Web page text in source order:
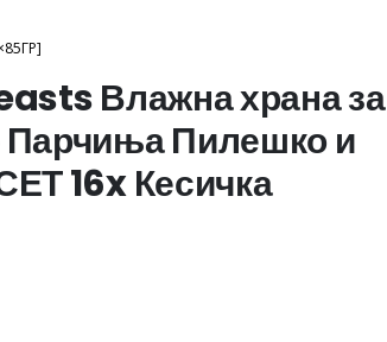
Влажна храна за
Парчиња Пилешко и
16x Кесичка